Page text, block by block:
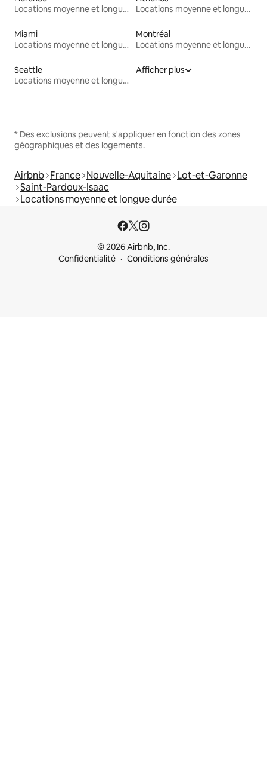
Locations moyenne et longue durée
Locations moyenne et longue durée
Miami
Locations moyenne et longue durée
Montréal
Locations moyenne et longue durée
Seattle
Locations moyenne et longue durée
Afficher plus
* Des exclusions peuvent s'appliquer en fonction des zones
géographiques et des logements.
Airbnb France Nouvelle-Aquitaine Lot-et-Garonne
Saint-Pardoux-Isaac
Locations moyenne et longue durée
© 2026 Airbnb, Inc.
Confidentialité
Conditions générales